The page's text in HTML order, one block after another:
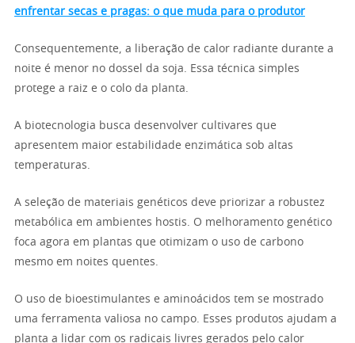
enfrentar secas e pragas: o que muda para o produtor
Consequentemente, a liberação de calor radiante durante a
noite é menor no dossel da soja. Essa técnica simples
protege a raiz e o colo da planta.
A biotecnologia busca desenvolver cultivares que
apresentem maior estabilidade enzimática sob altas
temperaturas.
A seleção de materiais genéticos deve priorizar a robustez
metabólica em ambientes hostis. O melhoramento genético
foca agora em plantas que otimizam o uso de carbono
mesmo em noites quentes.
O uso de bioestimulantes e aminoácidos tem se mostrado
uma ferramenta valiosa no campo. Esses produtos ajudam a
planta a lidar com os radicais livres gerados pelo calor